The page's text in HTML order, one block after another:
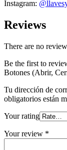
Instagram:
Reviews
There are no
Be the first to
Botones (Abrir,
Tu dirección de
obligatorios están
Your rating
Your review *